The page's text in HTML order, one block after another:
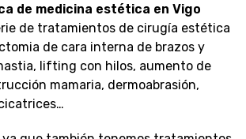
de medicina estética en Vigo
de tratamientos de cirugía estética
de cara interna de brazos y
lifting con hilos, aumento de
mamaria, dermoabrasión,